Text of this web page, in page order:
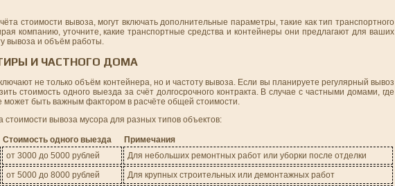
стоимости вывоза, могут включать дополнительные параметры, такие как тип транспортного
компанию, уточните, какие транспортные средства и контейнеры они предлагают для ваших
вывоза и объём работы.
И ЧАСТНОГО ДОМА
не только объём контейнера, но и частоту вывоза. Если вы планируете регулярный вывоз
стоимость одного выезда за счёт долгосрочного контракта. В случае с частными домами, где
может быть важным фактором в расчёте общей стоимости.
вывоза мусора для разных типов объектов:
Стоимость одного выезда
Примечания
от 3000 до 5000 рублей
Для небольших ремонтных работ или уборки после отделки
от 5000 до 8000 рублей
Для крупных строительных или демонтажных работ